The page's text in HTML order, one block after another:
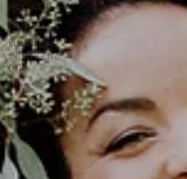
HOCHZEIT
CATS
KÜNSTLICHE
INTELLIGENZ
(KI)